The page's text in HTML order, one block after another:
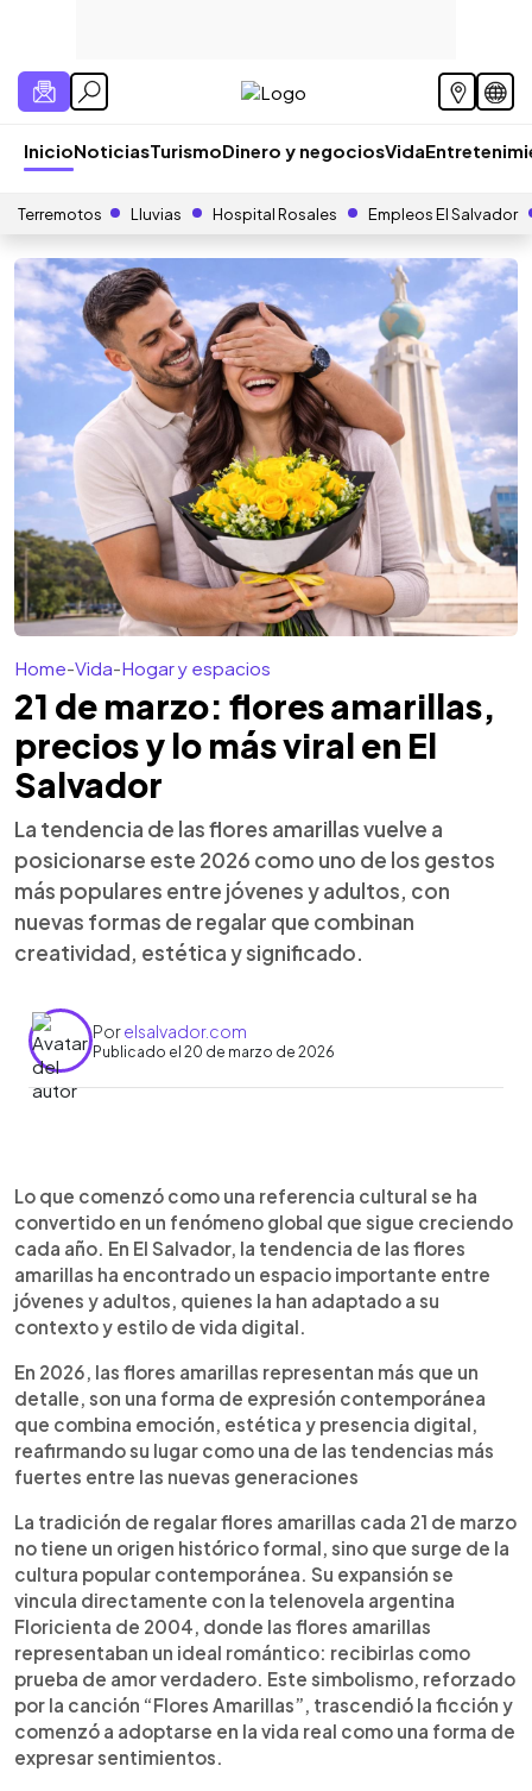
InicioNoticiasTurismoDinero y negociosVida
Terremotos Lluvias Hospital Rosales Empleos El Salvador
Home-Vida-Hogar y espacios
21 de marzo: flores amarillas,
precios y lo más viral en El
Salvador
La tendencia de las flores amarillas vuelve a
posicionarse este 2026 como uno de los gestos
más populares entre jóvenes y adultos, con
nuevas formas de regalar que combinan
creatividad, estética y significado.
Porelsalvador.com
Publicado el 20 de marzo de 2026
Escuchar artículo
La tradición de regalar flores amarillas el 21 de
marzo continúa consolidándose como un
fenómeno global entre jóvenes, con origen en la
cultura pop y expansión gracias a TikTok. En 2026,
la tendencia incorpora opciones innovadoras
como flores eternas, arreglos personalizados,
joyería temática y presentaciones aesthetic,
transformando este gesto en una experiencia
visual y emocional que combina significado,
creatividad y viralidad en redes sociales.
Lo que comenzó como una referencia cultural se ha
convertido en un fenómeno global que sigue creciendo
cada año. En El Salvador, la tendencia de las flores
amarillas ha encontrado un espacio importante entre
jóvenes y adultos, quienes la han adaptado a su
contexto y estilo de vida digital.
En 2026, las flores amarillas representan más que un
detalle, son una forma de expresión contemporánea
que combina emoción, estética y presencia digital,
reafirmando su lugar como una de las tendencias más
fuertes entre las nuevas generaciones
La tradición de regalar flores amarillas cada 21 de marzo
no tiene un origen histórico formal, sino que surge de la
cultura popular contemporánea. Su expansión se
vincula directamente con la telenovela argentina
Floricienta de 2004, donde las flores amarillas
representaban un ideal romántico: recibirlas como
prueba de amor verdadero. Este simbolismo, reforzado
por la canción “Flores Amarillas”, trascendió la ficción y
comenzó a adoptarse en la vida real como una forma de
expresar sentimientos.